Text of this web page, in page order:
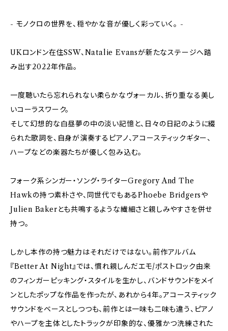
- モノクロの世界を、穏やかな音が優しく彩っていく。 -
UKロンドン在住SSW、Natalie Evansが新たなステージへ踏
み出す2022年作品。
一度聴いたら忘れられない柔らかなヴォーカル、折り重なる美し
いコーラスワーク。
そして幻想的な白昼夢の中の淡い記憶と、日々の日記のように綴
られた歌詞を、自身が演奏するピアノ、アコースティックギター、
ハープなどの楽器たちが優しく包み込む。
フォーク系シンガー・ソング・ライターGregory And The
Hawkの持つ素朴さや、同世代でもあるPhoebe Bridgersや
Julien Bakerとも共鳴するような繊細さと親しみやすさを併せ
持つ。
しかし本作の持つ魅力はそれだけではない。前作アルバム
『Better At Night』では、慣れ親しんだエモ/ポストロック由来
のフィンガーピッキング・スタイルを生かし、バンドサウンドをメイ
ンとしたポップな作品を作ったが、あれから4年。アコースティック
サウンドをベースとしつつも、前作とは一味も二味も違う、ピアノ
やハープを主体としたトラックが印象的な、優雅かつ洗練された